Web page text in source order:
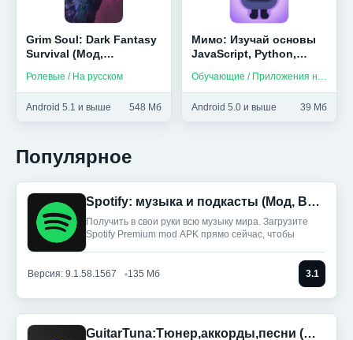
Grim Soul: Dark Fantasy
Survival (Мод,
Ролевые / На русском
Android 5.1 и выше 548 Мб
Мимо: Изучай основы
JavaScript, Python,
Unlocked)
Обучающие / Приложения на русском
Android 5.0 и выше 39 Мб
Популярное
Spotify: музыка и подкасты (Мод, Всё разблокировано)
Получить в свои руки всю музыку мира. Загрузите
Spotify Premium mod APK прямо сейчас, чтобы
Версия: 9.1.58.1567 135 Мб 3.1
GuitarTuna:Тюнер,аккорды,песни (Мод, Premium Unlocked)